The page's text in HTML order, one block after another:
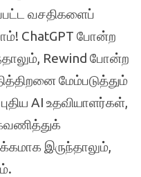
வசதிகளைப்
ChatGPT போன்ற
Rewind போன்ற
மேம்படுத்தும்
AI உதவியாளர்கள்,
இருந்தாலும்,